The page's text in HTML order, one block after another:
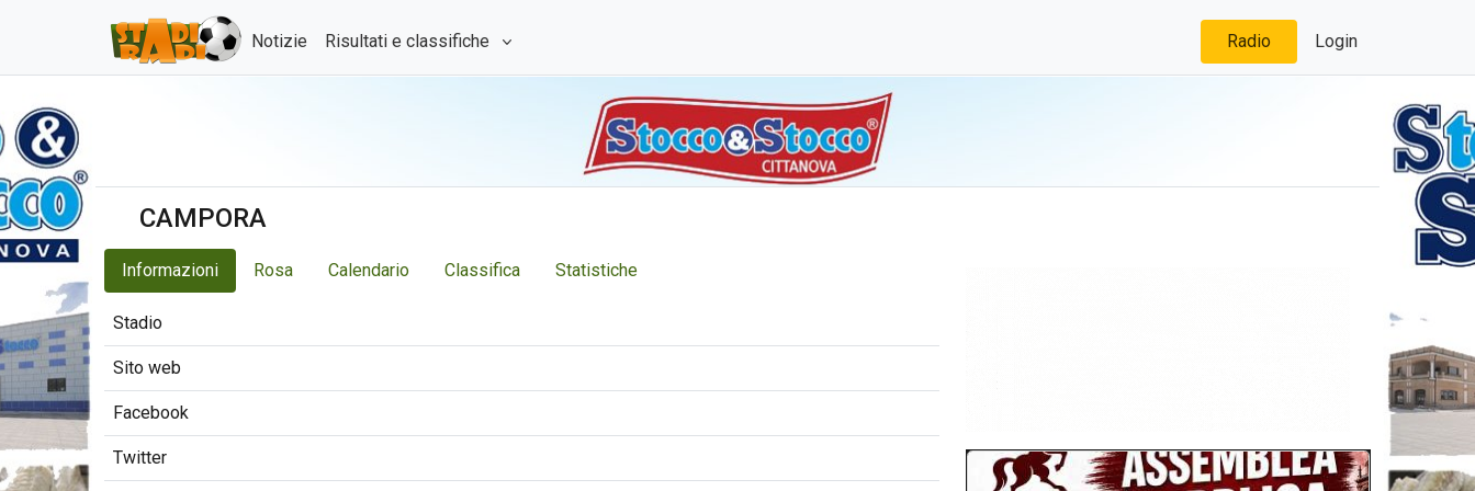
Notizie Risultati e classifiche Radio Login
CAMPORA
Informazioni Rosa Calendario Classifica Statistiche
Stadio
Sito web
Facebook
Twitter